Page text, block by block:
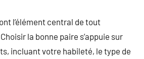
l’élément central de tout
la bonne paire s’appuie sur
incluant votre habileté, le type de